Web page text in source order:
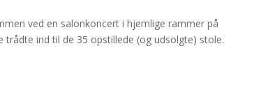
ved en salonkoncert i hjemlige rammer på
ind til de 35 opstillede (og udsolgte) stole.